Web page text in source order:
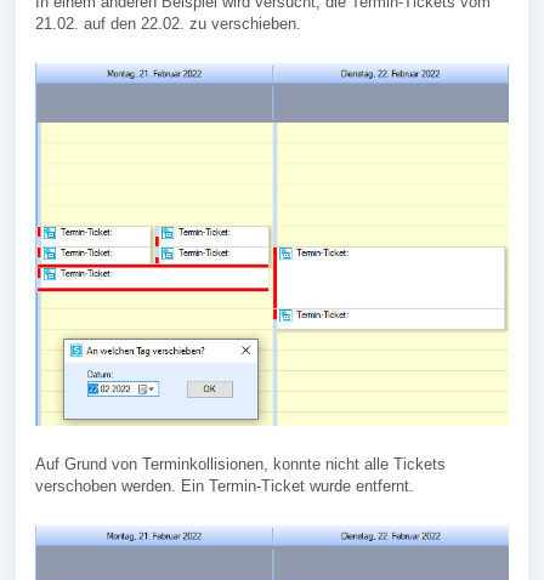
21.02. auf den 22.02. zu verschieben.
Auf Grund von Terminkollisionen, konnte nicht alle Tickets
verschoben werden. Ein Termin-Ticket wurde entfernt.